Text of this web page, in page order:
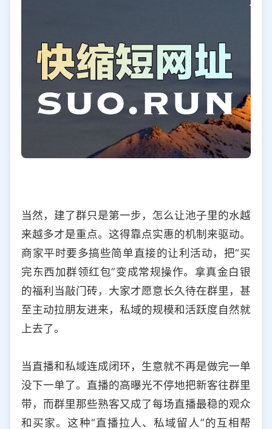
当然，建了群只是第一步，怎么让池子里的水越
来越多才是重点。这得靠点实惠的机制来驱动。
商家平时要多搞些简单直接的让利活动，把“买
完东西加群领红包”变成常规操作。拿真金白银
的福利当敲门砖，大家才愿意长久待在群里，甚
至主动拉朋友进来，私域的规模和活跃度自然就
上去了。
当直播和私域连成闭环，生意就不再是做完一单
没下一单了。直播的高曝光不停地把新客往群里
带，而群里那些熟客又成了每场直播最稳的观众
和买家。这种“直播拉人、私域留人”的互相帮